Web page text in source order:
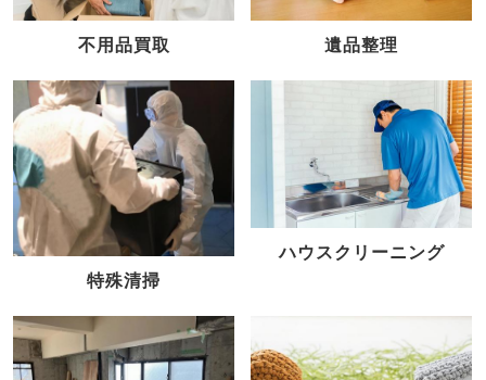
不用品買取 遺品整理
特殊清掃
ハウスクリーニング